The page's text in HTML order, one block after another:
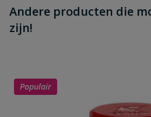
Andere producten die
zijn!
Populair